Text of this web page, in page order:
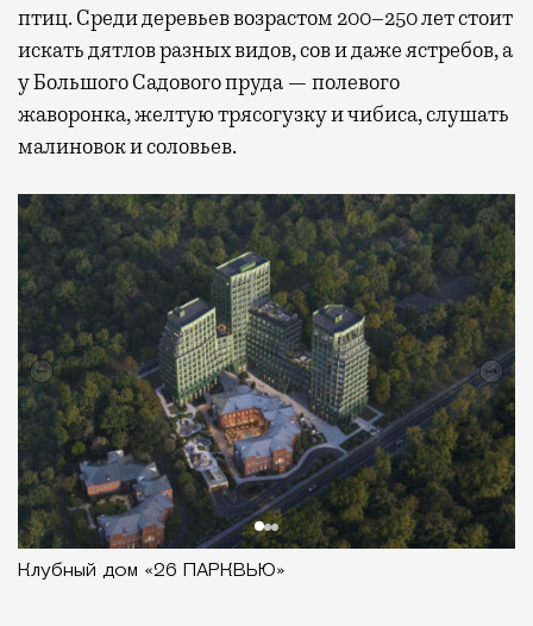
птиц. Среди деревьев возрастом 200–250 лет стоит
искать дятлов разных видов, сов и даже ястребов, а
у Большого Садового пруда — полевого
жаворонка, желтую трясогузку и чибиса, слушать
малиновок и соловьев.
Клубный дом «26 ПАРКВЬЮ»